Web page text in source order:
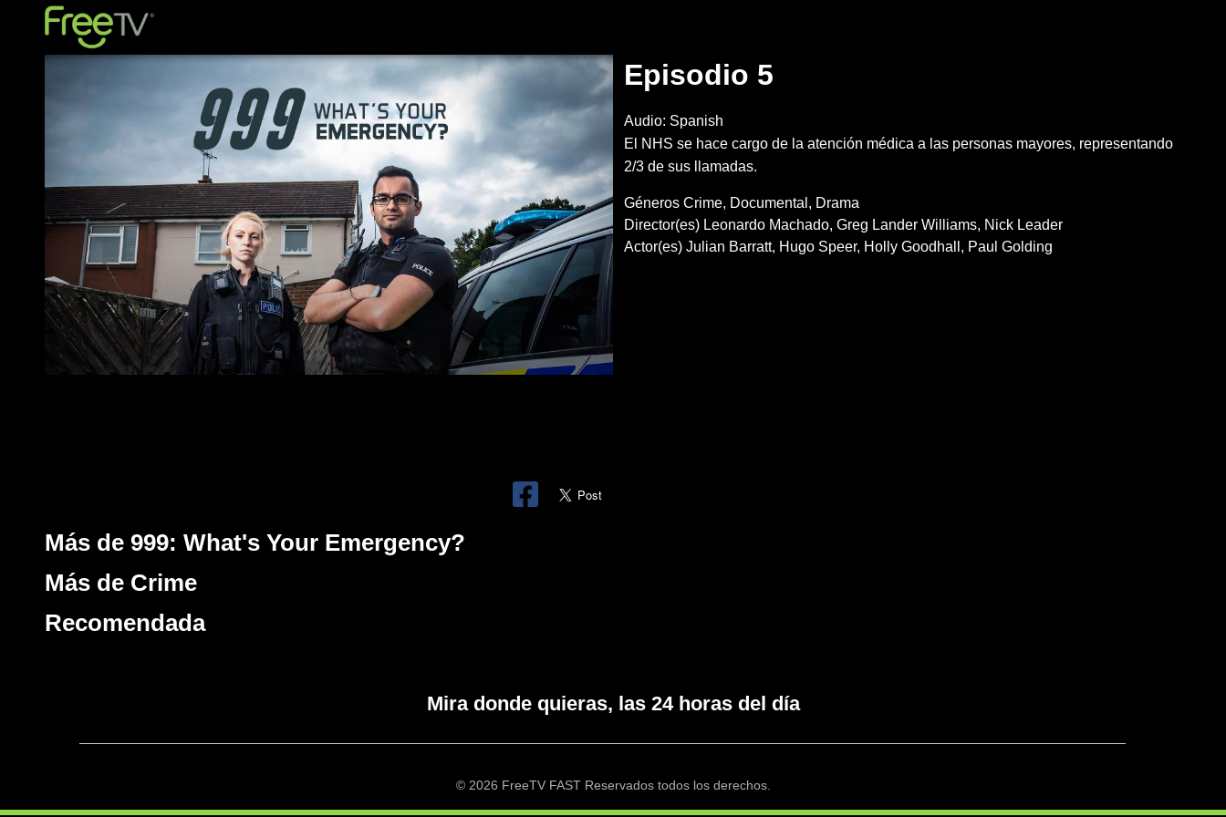
Episodio 5
Audio: Spanish
El NHS se hace cargo de la atención médica a las personas mayores, representando
2/3 de sus llamadas.
Géneros Crime Documental
Drama
Director(es) Leonardo Machado Greg Lander Williams Nick Leader
Actor(es) Julian Barratt Hugo Speer Holly Goodhall Paul Golding
Más de 999: What's Your Emergency?
Más de Crime
Recomendada
Mira donde quieras, las 24 horas del día
© 2026 FreeTV FAST Reservados todos los derechos.